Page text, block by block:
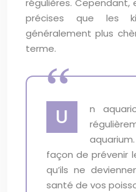
régulières. Cependant,
précises que les
généralement plus
terme.
U
n
façon de prévenir
qu’ils ne
santé de vos